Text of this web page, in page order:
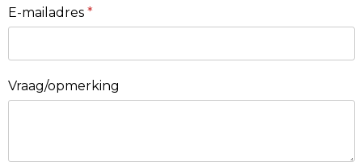
E-mailadres *
Vraag/opmerking